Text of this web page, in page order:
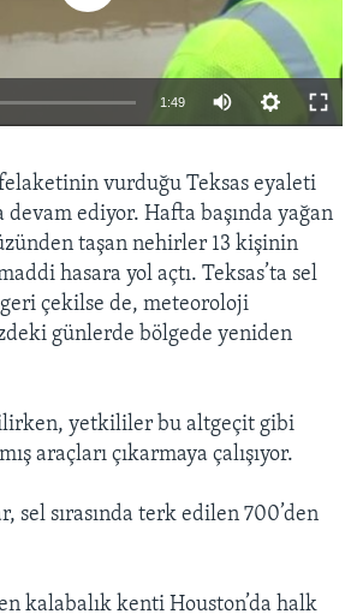
1:49
vurduğu Teksas eyaleti
devam ediyor. Hafta başında yağan
taşan nehirler 13 kişinin
hasara yol açtı. Teksas’ta sel
geri çekilse de, meteoroloji
günlerde bölgede yeniden
yetkililer bu altgeçit gibi
araçları çıkarmaya çalışıyor.
sel sırasında terk edilen 700’den
kalabalık kenti Houston’da halk